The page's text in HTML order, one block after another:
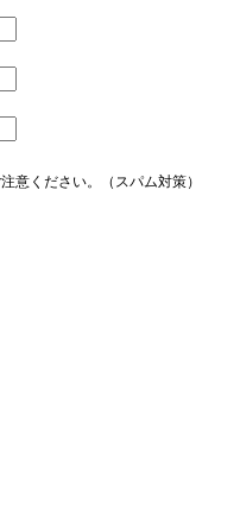
意ください。（スパム対策）